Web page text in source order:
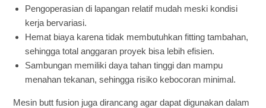
Pengoperasian di lapangan relatif mudah meski kondisi
kerja bervariasi.
Hemat biaya karena tidak membutuhkan fitting tambahan,
sehingga total anggaran proyek bisa lebih efisien.
Sambungan memiliki daya tahan tinggi dan mampu
menahan tekanan, sehingga risiko kebocoran minimal.
Mesin butt fusion juga dirancang agar dapat digunakan dalam